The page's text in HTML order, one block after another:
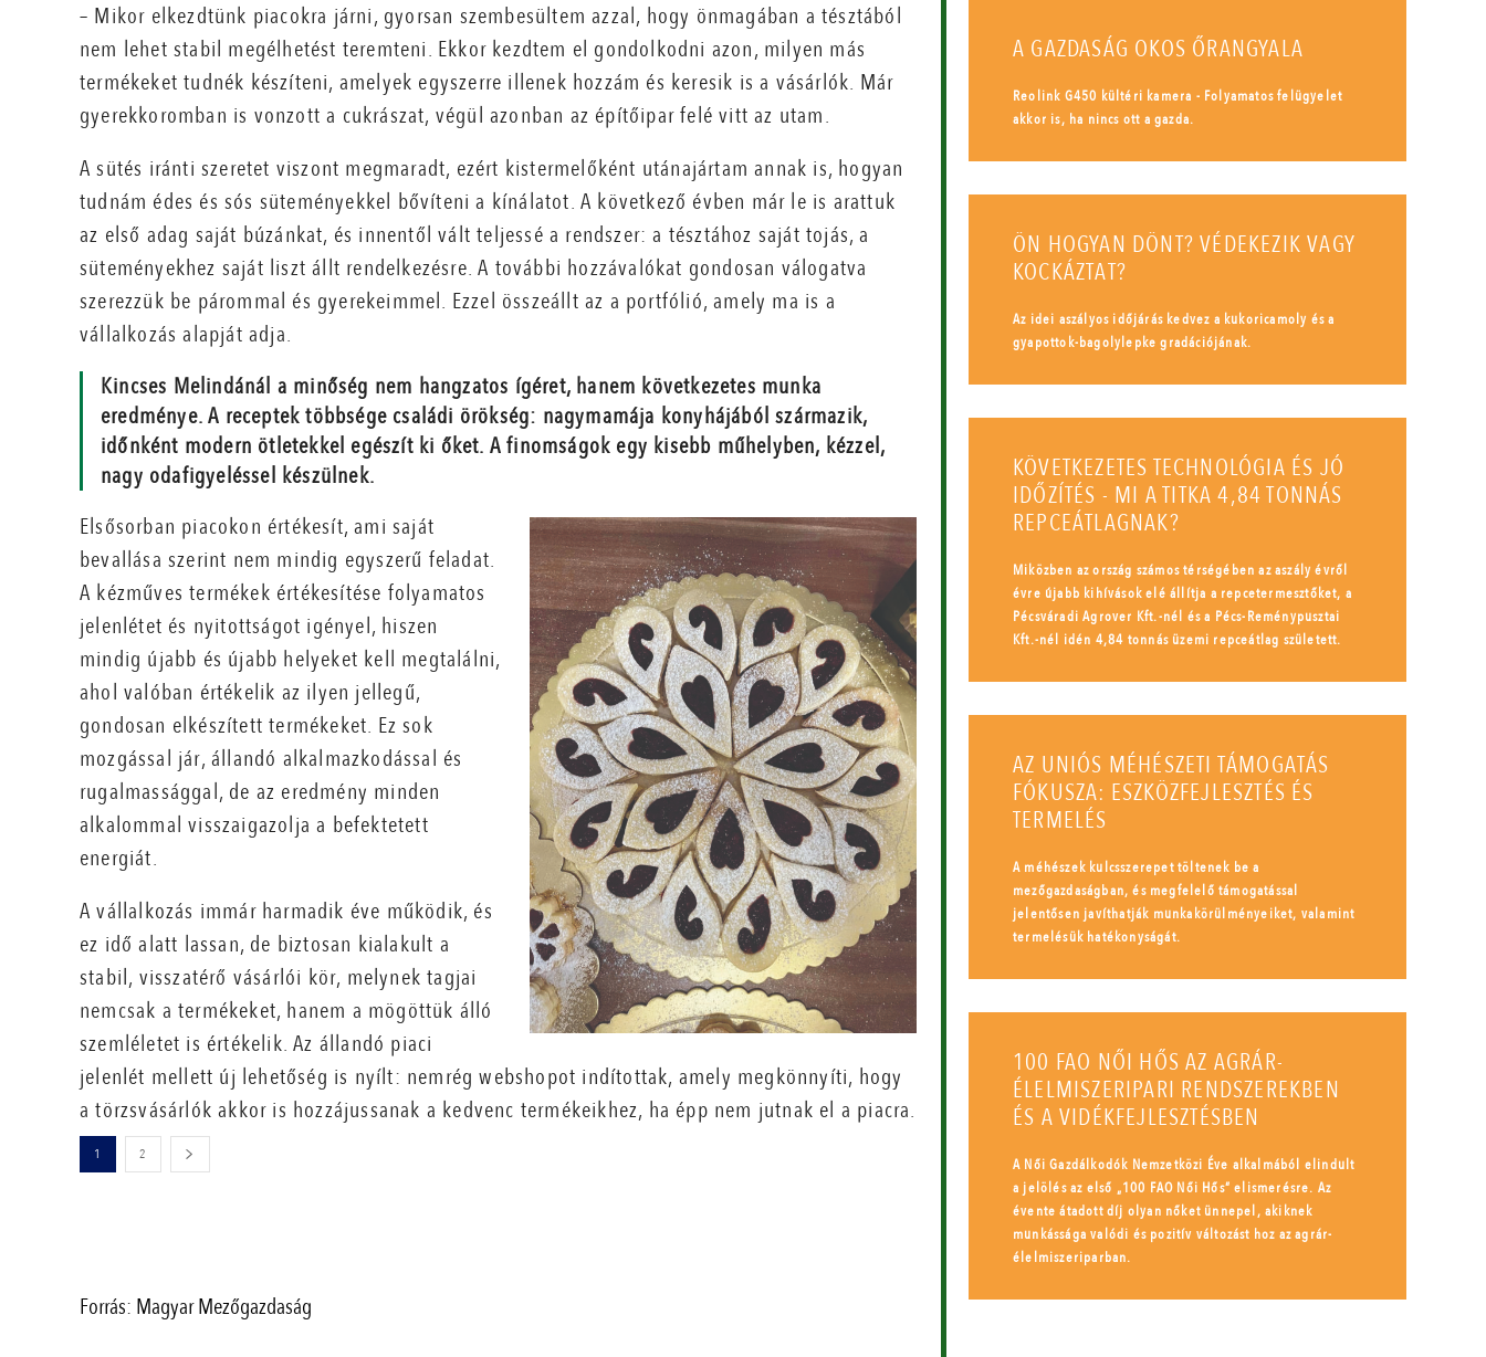
– Mikor elkezdtünk piacokra járni, gyorsan szembesültem azzal, hogy önmagában a tésztából
nem lehet stabil megélhetést teremteni. Ekkor kezdtem el gondolkodni azon, milyen más
termékeket tudnék készíteni, amelyek egyszerre illenek hozzám és keresik is a vásárlók. Már
gyerekkoromban is vonzott a cukrászat, végül azonban az építőipar felé vitt az utam.
A sütés iránti szeretet viszont megmaradt, ezért kistermelőként utánajártam annak is, hogyan
tudnám édes és sós süteményekkel bővíteni a kínálatot. A következő évben már le is arattuk
az első adag saját búzánkat, és innentől vált teljessé a rendszer: a tésztához saját tojás, a
süteményekhez saját liszt állt rendelkezésre. A további hozzávalókat gondosan válogatva
szerezzük be párommal és gyerekeimmel. Ezzel összeállt az a portfólió, amely ma is a
vállalkozás alapját adja.
Kincses Melindánál a minőség nem hangzatos ígéret, hanem következetes munka
eredménye. A receptek többsége családi örökség: nagymamája konyhájából származik,
időnként modern ötletekkel egészít ki őket. A finomságok egy kisebb műhelyben, kézzel,
nagy odafigyeléssel készülnek.
Elsősorban piacokon értékesít, ami saját
bevallása szerint nem mindig egyszerű feladat.
A kézműves termékek értékesítése folyamatos
jelenlétet és nyitottságot igényel, hiszen
mindig újabb és újabb helyeket kell megtalálni,
ahol valóban értékelik az ilyen jellegű,
gondosan elkészített termékeket. Ez sok
mozgással jár, állandó alkalmazkodással és
rugalmassággal, de az eredmény minden
alkalommal visszaigazolja a befektetett
energiát.
A vállalkozás immár harmadik éve működik, és
ez idő alatt lassan, de biztosan kialakult a
stabil, visszatérő vásárlói kör, melynek tagjai
nemcsak a termékeket, hanem a mögöttük álló
szemléletet is értékelik. Az állandó piaci
jelenlét mellett új lehetőség is nyílt: nemrég webshopot indítottak, amely megkönnyíti, hogy
a törzsvásárlók akkor is hozzájussanak a kedvenc termékeikhez, ha épp nem jutnak el a piacra.
1 2
Forrás: Magyar Mezőgazdaság
A GAZDASÁG OKOS ŐRANGYALA
Reolink G450 kültéri kamera - Folyamatos felügyelet
akkor is, ha nincs ott a gazda.
ÖN HOGYAN DÖNT? VÉDEKEZIK VAGY
KOCKÁZTAT?
Az idei aszályos időjárás kedvez a kukoricamoly és a
gyapottok-bagolylepke gradációjának.
KÖVETKEZETES TECHNOLÓGIA ÉS JÓ
IDŐZÍTÉS - MI A TITKA 4,84 TONNÁS
REPCEÁTLAGNAK?
Miközben az ország számos térségében az aszály évről
évre újabb kihívások elé állítja a repcetermesztőket, a
Pécsváradi Agrover Kft.-nél és a Pécs-Reménypusztai
Kft.-nél idén 4,84 tonnás üzemi repceátlag született.
AZ UNIÓS MÉHÉSZETI TÁMOGATÁS
FÓKUSZA: ESZKÖZFEJLESZTÉS ÉS
TERMELÉS
A méhészek kulcsszerepet töltenek be a
mezőgazdaságban, és megfelelő támogatással
jelentősen javíthatják munkakörülményeiket, valamint
termelésük hatékonyságát.
100 FAO NŐI HŐS AZ AGRÁR-
ÉLELMISZERIPARI RENDSZEREKBEN
ÉS A VIDÉKFEJLESZTÉSBEN
A Női Gazdálkodók Nemzetközi Éve alkalmából elindult
a jelölés az első „100 FAO Női Hős” elismerésre. Az
évente átadott díj olyan nőket ünnepel, akiknek
munkássága valódi és pozitív változást hoz az agrár-
élelmiszeriparban.